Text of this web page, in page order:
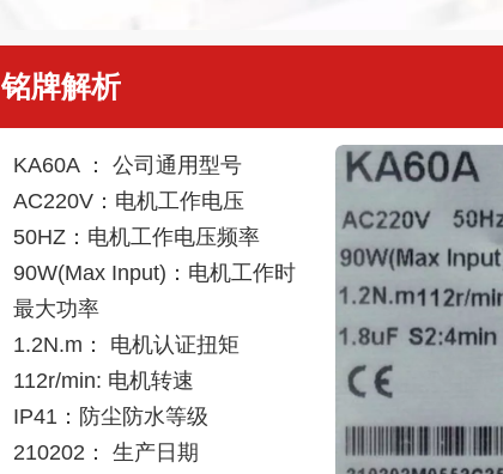
铭牌解析
KA60A ： 公司通用型号
AC220V：电机工作电压
50HZ：电机工作电压频率
90W(Max Input)：电机工作时
最大功率
1.2N.m： 电机认证扭矩
112r/min: 电机转速
IP41：防尘防水等级
210202： 生产日期